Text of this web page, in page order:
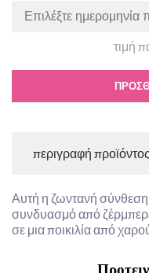
τιμή
περιγραφή προϊόντος
Αυτή η ζωντανή
συνδυασμό από
σε μια ποικιλία από